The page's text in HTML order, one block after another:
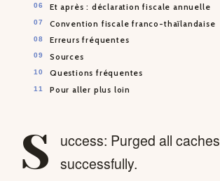
Et après : déclaration fiscale annuelle
Convention fiscale franco-thaïlandaise
Erreurs fréquentes
Sources
Questions fréquentes
Pour aller plus loin
S
uccess: Purged all caches
successfully.